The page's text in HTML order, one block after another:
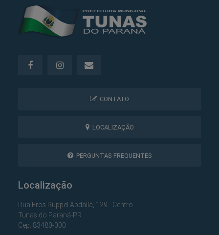
CONTATO
LOCALIZAÇÃO
PERGUNTAS FREQUENTES
Localização
Rua Eros Ruppel Abdalla, 129 - Centro
Tunas do Paraná-PR
Cep: 83480-000